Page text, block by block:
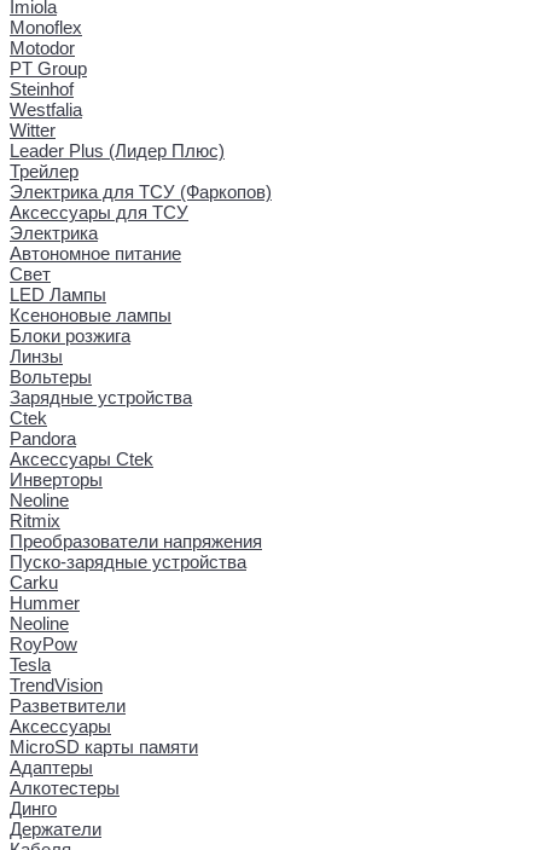
Imiola
Monoflex
Motodor
PT Group
Steinhof
Westfalia
Witter
Leader Plus (Лидер Плюс)
Трейлер
Электрика для ТСУ (Фаркопов)
Аксессуары для ТСУ
Электрика
Автономное питание
Свет
LED Лампы
Ксеноновые лампы
Блоки розжига
Линзы
Вольтеры
Зарядные устройства
Ctek
Pandora
Аксессуары Ctek
Инверторы
Neoline
Ritmix
Преобразователи напряжения
Пуско-зарядные устройства
Carku
Hummer
Neoline
RoyPow
Tesla
TrendVision
Разветвители
Аксессуары
MicroSD карты памяти
Адаптеры
Алкотестеры
Динго
Держатели